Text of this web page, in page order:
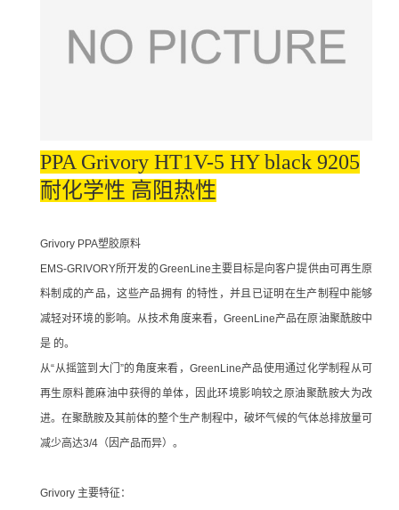
PPA Grivory HT1V-5 HY black 9205
耐化学性 高阻热性
Grivory PPA塑胶原料
EMS-GRIVORY所开发的GreenLine主要目标是向客户提供由可再生原
料制成的产品，这些产品拥有 的特性，并且已证明在生产制程中能够
减轻对环境的影响。从技术角度来看，GreenLine产品在原油聚酰胺中
是 的。
从“从摇篮到大门”的角度来看，GreenLine产品使用通过化学制程从可
再生原料蓖麻油中获得的单体，因此环境影响较之原油聚酰胺大为改
进。在聚酰胺及其前体的整个生产制程中，破坏气候的气体总排放量可
减少高达3/4（因产品而异）。
Grivory 主要特征：